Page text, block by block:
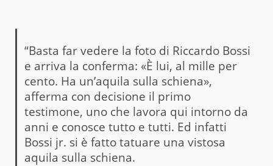
“Basta far vedere la foto di Riccardo Bossi
e arriva la conferma: «È lui, al mille per
cento. Ha un’aquila sulla schiena»,
afferma con decisione il primo
testimone, uno che lavora qui intorno da
anni e conosce tutto e tutti. Ed infatti
Bossi jr. si è fatto tatuare una vistosa
aquila sulla schiena.